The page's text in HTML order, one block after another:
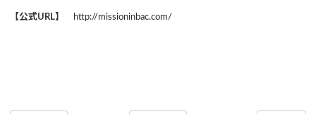
【公式URL】 http://missioninbac.com/